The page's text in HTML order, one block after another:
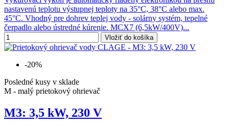
nastavenú teplotu výstupnej teploty na 35°C, 38°C alebo max.
45°C. Vhodný pre dohrev teplej vody - solárny systém, tepelné
čerpadlo alebo ústredné kúrenie. MCX7 (6,5kW/400V)...
Vložiť do košíka
-20%
Posledné kusy v sklade
M - malý prietokový ohrievač
M3: 3,5 kW, 230 V